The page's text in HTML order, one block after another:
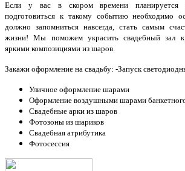
Если у вас в скором времени планируется
подготовиться к такому событию необходимо
должно запомниться навсегда, стать самым
жизни! Мы поможем украсить свадебный зал
яркими композициями из шаров.
Закажи оформление на свадьбу: -Запуск
Уличное оформление шарами
Оформление воздушными шарами
Свадебные арки из шаров
Фотозоны из шариков
Свадебная атрибутика
Фотосессия